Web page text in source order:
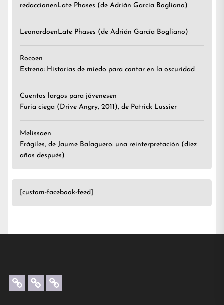
redaccionen Late Phases (de Adrián García Bogliano)
Leonardoen Late Phases (de Adrián García Bogliano)
Rocoen
Estreno: Historias de miedo para contar en la oscuridad
Cuentos largos para jóvenesen
Furia ciega (Drive Angry, 2011), de Patrick Lussier
Melissaen
Frágiles, de Jaume Balaguero: una reinterpretación (diez
años después)
[custom-facebook-feed]
ArtículosCréditosContacta